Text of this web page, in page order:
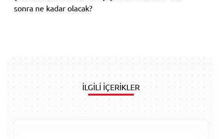
sonra ne kadar olacak?
İLGİLİ İÇERİKLER